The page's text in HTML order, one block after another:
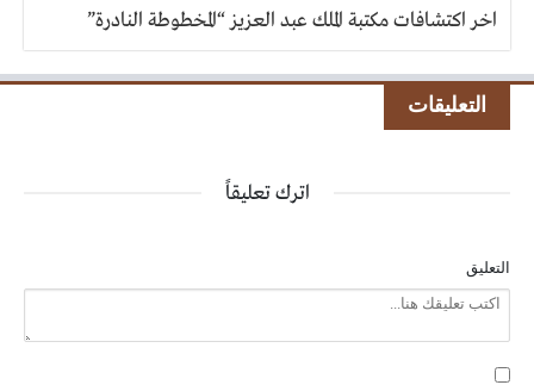
اخر اكتشافات مكتبة الملك عبد العزيز “المخطوطة النادرة”
التعليقات
اترك تعليقاً
التعليق